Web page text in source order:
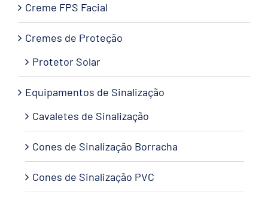
Creme FPS Facial
Cremes de Proteção
Protetor Solar
Equipamentos de Sinalização
Cavaletes de Sinalização
Cones de Sinalização Borracha
Cones de Sinalização PVC